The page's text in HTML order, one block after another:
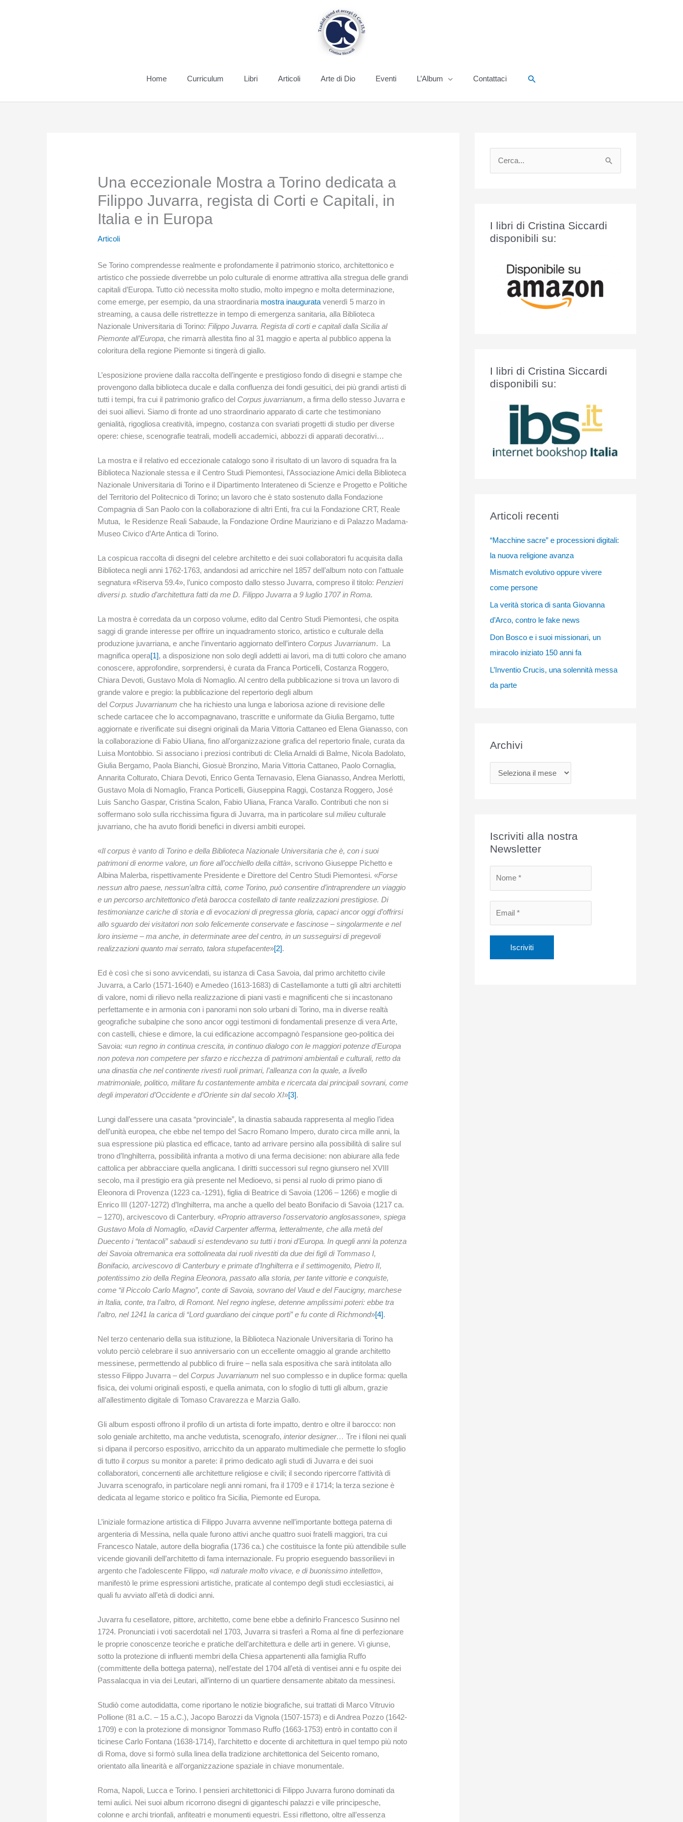
Home Curriculum Libri Articoli Arte di Dio Eventi L’Album Contattaci Cerca
Una eccezionale Mostra a Torino dedicata a
Filippo Juvarra, regista di Corti e Capitali, in
Italia e in Europa
Articoli
Se Torino comprendesse realmente e profondamente il patrimonio storico, architettonico e
artistico che possiede diverrebbe un polo culturale di enorme attrattiva alla stregua delle grandi
capitali d’Europa. Tutto ciò necessita molto studio, molto impegno e molta determinazione,
come emerge, per esempio, da una straordinaria mostra inaugurata venerdì 5 marzo in
streaming, a causa delle ristrettezze in tempo di emergenza sanitaria, alla Biblioteca
Nazionale Universitaria di Torino:Filippo Juvarra. Regista di corti e capitali dalla Sicilia al
Piemonte all’Europa, che rimarrà allestita fino al 31 maggio e aperta al pubblico appena la
coloritura della regione Piemonte si tingerà di giallo.
L’esposizione proviene dalla raccolta dell’ingente e prestigioso fondo di disegni e stampe che
provengono dalla biblioteca ducale e dalla confluenza dei fondi gesuitici, dei più grandi artisti di
tutti i tempi, fra cui il patrimonio grafico del Corpus juvarrianum, a firma dello stesso Juvarra e
dei suoi allievi. Siamo di fronte ad uno straordinario apparato di carte che testimoniano
genialità, rigogliosa creatività, impegno, costanza con svariati progetti di studio per diverse
opere: chiese, scenografie teatrali, modelli accademici, abbozzi di apparati decorativi…
La mostra e il relativo ed eccezionale catalogo sono il risultato di un lavoro di squadra fra la
Biblioteca Nazionale stessa e il Centro Studi Piemontesi, l’Associazione Amici della Biblioteca
Nazionale Universitaria di Torino e il Dipartimento Interateneo di Scienze e Progetto e Politiche
del Territorio del Politecnico di Torino; un lavoro che è stato sostenuto dalla Fondazione
Compagnia di San Paolo con la collaborazione di altri Enti, fra cui la Fondazione CRT, Reale
Mutua, le Residenze Reali Sabaude, la Fondazione Ordine Mauriziano e di Palazzo Madama-
Museo Civico d’Arte Antica di Torino.
La cospicua raccolta di disegni del celebre architetto e dei suoi collaboratori fu acquisita dalla
Biblioteca negli anni 1762-1763, andandosi ad arricchire nel 1857 dell’album noto con l’attuale
segnatura «Riserva 59.4», l’unico composto dallo stesso Juvarra, compreso il titolo:Penzieri
diversi p. studio d’architettura fatti da me D. Filippo Juvarra a 9 luglio 1707 in Roma.
La mostra è corredata da un corposo volume, edito dal Centro Studi Piemontesi, che ospita
saggi di grande interesse per offrire un inquadramento storico, artistico e culturale della
produzione juvarriana, e anche l’inventario aggiornato dell’intero Corpus Juvarrianum. La
magnifica opera[1], a disposizione non solo degli addetti ai lavori, ma di tutti coloro che amano
conoscere, approfondire, sorprendersi, è curata da Franca Porticelli, Costanza Roggero,
Chiara Devoti, Gustavo Mola di Nomaglio. Al centro della pubblicazione si trova un lavoro di
grande valore e pregio: la pubblicazione del repertorio degli album
del Corpus Juvarrianum che ha richiesto una lunga e laboriosa azione di revisione delle
schede cartacee che lo accompagnavano, trascritte e uniformate da Giulia Bergamo, tutte
aggiornate e riverificate sui disegni originali da Maria Vittoria Cattaneo ed Elena Gianasso, con
la collaborazione di Fabio Uliana, fino all’organizzazione grafica del repertorio finale, curata da
Luisa Montobbio. Si associano i preziosi contributi di: Clelia Arnaldi di Balme, Nicola Badolato,
Giulia Bergamo, Paola Bianchi, Giosuè Bronzino, Maria Vittoria Cattaneo, Paolo Cornaglia,
Annarita Colturato, Chiara Devoti, Enrico Genta Ternavasio, Elena Gianasso, Andrea Merlotti,
Gustavo Mola di Nomaglio, Franca Porticelli, Giuseppina Raggi, Costanza Roggero, José
Luis Sancho Gaspar, Cristina Scalon, Fabio Uliana, Franca Varallo. Contributi che non si
soffermano solo sulla ricchissima figura di Juvarra, ma in particolare sulmilieu culturale
juvarriano, che ha avuto floridi benefici in diversi ambiti europei.
«Il corpus è vanto di Torino e della Biblioteca Nazionale Universitaria che è, con i suoi
patrimoni di enorme valore, un fiore all’occhiello della città», scrivono Giuseppe Pichetto e
Albina Malerba, rispettivamente Presidente e Direttore del Centro Studi Piemontesi. «Forse
nessun altro paese, nessun’altra città, come Torino, può consentire d’intraprendere un viaggio
e un percorso architettonico d’età barocca costellato di tante realizzazioni prestigiose. Di
testimonianze cariche di storia e di evocazioni di pregressa gloria, capaci ancor oggi d’offrirsi
allo sguardo dei visitatori non solo felicemente conservate e fascinose – singolarmente e nel
loro insieme – ma anche, in determinate aree del centro, in un susseguirsi di pregevoli
realizzazioni quanto mai serrato, talora stupefacente»[2].
Ed è così che si sono avvicendati, su istanza di Casa Savoia, dal primo architetto civile
Juvarra, a Carlo (1571-1640) e Amedeo (1613-1683) di Castellamonte a tutti gli altri architetti
di valore, nomi di rilievo nella realizzazione di piani vasti e magnificenti che si incastonano
perfettamente e in armonia con i panorami non solo urbani di Torino, ma in diverse realtà
geografiche subalpine che sono ancor oggi testimoni di fondamentali presenze di vera Arte,
con castelli, chiese e dimore, la cui edificazione accompagnò l’espansione geo-politica dei
Savoia: «un regno in continua crescita, in continuo dialogo con le maggiori potenze d’Europa
non poteva non competere per sfarzo e ricchezza di patrimoni ambientali e culturali, retto da
una dinastia che nel continente rivestì ruoli primari, l’alleanza con la quale, a livello
matrimoniale, politico, militare fu costantemente ambita e ricercata dai principali sovrani, come
degli imperatori d’Occidente e d’Oriente sin dal secolo XI»[3].
Lungi dall’essere una casata “provinciale”, la dinastia sabauda rappresenta al meglio l’idea
dell’unità europea, che ebbe nel tempo del Sacro Romano Impero, durato circa mille anni, la
sua espressione più plastica ed efficace, tanto ad arrivare persino alla possibilità di salire sul
trono d’Inghilterra, possibilità infranta a motivo di una ferma decisione: non abiurare alla fede
cattolica per abbracciare quella anglicana. I diritti successori sul regno giunsero nel XVIII
secolo, ma il prestigio era già presente nel Medioevo, si pensi al ruolo di primo piano di
Eleonora di Provenza (1223 ca.-1291), figlia di Beatrice di Savoia (1206 – 1266) e moglie di
Enrico III (1207-1272) d’Inghilterra, ma anche a quello del beato Bonifacio di Savoia (1217 ca.
– 1270), arcivescovo di Canterbury. «Proprio attraverso l’osservatorio anglosassone», spiega
Gustavo Mola di Nomaglio, «David Carpenter afferma, letteralmente, che alla metà del
Duecento i “tentacoli” sabaudi si estendevano su tutti i troni d’Europa. In quegli anni la potenza
dei Savoia oltremanica era sottolineata dai ruoli rivestiti da due dei figli di Tommaso I,
Bonifacio, arcivescovo di Canterbury e primate d’Inghilterra e il settimogenito, Pietro II,
potentissimo zio della Regina Eleonora, passato alla storia, per tante vittorie e conquiste,
come “il Piccolo Carlo Magno”, conte di Savoia, sovrano del Vaud e del Faucigny, marchese
in Italia, conte, tra l’altro, di Romont. Nel regno inglese, detenne amplissimi poteri: ebbe tra
l’altro, nel 1241 la carica di “Lord guardiano dei cinque porti” e fu conte di Richmond»[4].
Nel terzo centenario della sua istituzione, la Biblioteca Nazionale Universitaria di Torino ha
voluto perciò celebrare il suo anniversario con un eccellente omaggio al grande architetto
messinese, permettendo al pubblico di fruire ‒ nella sala espositiva che sarà intitolata allo
stesso Filippo Juvarra ‒ del Corpus Juvarrianum nel suo complesso e in duplice forma: quella
fisica, dei volumi originali esposti, e quella animata, con lo sfoglio di tutti gli album, grazie
all’allestimento digitale di Tomaso Cravarezza e Marzia Gallo.
Gli album esposti offrono il profilo di un artista di forte impatto, dentro e oltre il barocco: non
solo geniale architetto, ma anche vedutista, scenografo,interior designer… Tre i filoni nei quali
si dipana il percorso espositivo, arricchito da un apparato multimediale che permette lo sfoglio
di tutto ilcorpus su monitor a parete: il primo dedicato agli studi di Juvarra e dei suoi
collaboratori, concernenti alle architetture religiose e civili; il secondo ripercorre l’attività di
Juvarra scenografo, in particolare negli anni romani, fra il 1709 e il 1714; la terza sezione è
dedicata al legame storico e politico fra Sicilia, Piemonte ed Europa.
L’iniziale formazione artistica di Filippo Juvarra avvenne nell’importante bottega paterna di
argenteria di Messina, nella quale furono attivi anche quattro suoi fratelli maggiori, tra cui
Francesco Natale, autore della biografia (1736 ca.) che costituisce la fonte più attendibile sulle
vicende giovanili dell’architetto di fama internazionale. Fu proprio eseguendo bassorilievi in
argento che l’adolescente Filippo, «di naturale molto vivace, e di buonissimo intelletto»,
manifestò le prime espressioni artistiche, praticate al contempo degli studi ecclesiastici, ai
quali fu avviato all’età di dodici anni.
Juvarra fu cesellatore, pittore, architetto, come bene ebbe a definirlo Francesco Susinno nel
1724. Pronunciati i voti sacerdotali nel 1703, Juvarra si trasferì a Roma al fine di perfezionare
le proprie conoscenze teoriche e pratiche dell’architettura e delle arti in genere. Vi giunse,
sotto la protezione di influenti membri della Chiesa appartenenti alla famiglia Ruffo
(committente della bottega paterna), nell’estate del 1704 all’età di ventisei anni e fu ospite dei
Passalacqua in via dei Leutari, all’interno di un quartiere densamente abitato da messinesi.
Studiò come autodidatta, come riportano le notizie biografiche, sui trattati di Marco Vitruvio
Pollione (81 a.C. – 15 a.C.), Jacopo Barozzi da Vignola (1507-1573) e di Andrea Pozzo (1642-
1709) e con la protezione di monsignor Tommaso Ruffo (1663-1753) entrò in contatto con il
ticinese Carlo Fontana (1638-1714), l’architetto e docente di architettura in quel tempo più noto
di Roma, dove si formò sulla linea della tradizione architettonica del Seicento romano,
orientato alla linearità e all’organizzazione spaziale in chiave monumentale.
Roma, Napoli, Lucca e Torino. I pensieri architettonici di Filippo Juvarra furono dominati da
temi aulici. Nei suoi album ricorrono disegni di giganteschi palazzi e ville principesche,
colonne e archi trionfali, anfiteatri e monumenti equestri. Essi riflettono, oltre all’essenza
:I libri di Cristina Siccardi
disponibili su:
I libri di Cristina Siccardi
disponibili su:
Articoli recenti
“Macchine sacre” e processioni digitali:
la nuova religione avanza
Mismatch evolutivo oppure vivere
come persone
La verità storica di santa Giovanna
d’Arco, contro le fake news
Don Bosco e i suoi missionari, un
miracolo iniziato 150 anni fa
L’Inventio Crucis, una solennità messa
da parte
Archivi
r
v
Iscriviti alla nostra
Newsletter